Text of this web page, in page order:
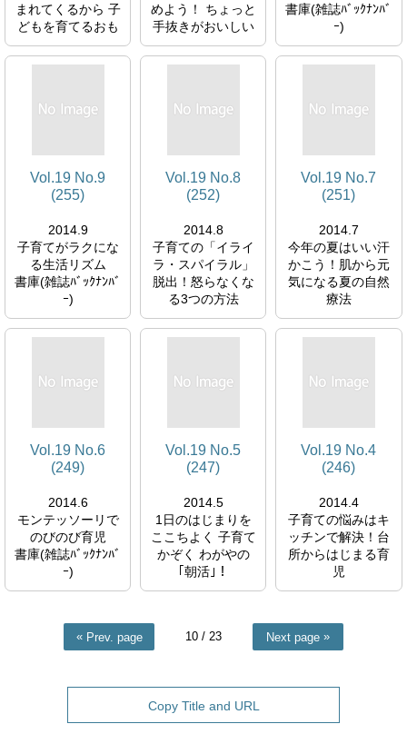
まれてくるから 子
どもを育てるおも
ちゃ選び
書庫(雑誌ﾊﾞｯｸﾅﾝﾊﾞ
めよう！ ちょっと
手抜きがおいしい
レシピ
書庫(雑誌ﾊﾞｯｸﾅﾝﾊﾞ
書庫(雑誌ﾊﾞｯｸﾅﾝﾊﾞ
ｰ)
Vol.19 No.9
(255)
2014.9
子育てがラクにな
る生活リズム
書庫(雑誌ﾊﾞｯｸﾅﾝﾊﾞ
ｰ)
Vol.19 No.8
(252)
2014.8
子育ての「イライ
ラ・スパイラル」
脱出！怒らなくな
る3つの方法
書庫(雑誌ﾊﾞｯｸﾅﾝﾊﾞ
ｰ)
Vol.19 No.7
(251)
2014.7
今年の夏はいい汗
かこう！肌から元
気になる夏の自然
療法
書庫(雑誌ﾊﾞｯｸﾅﾝﾊﾞ
ｰ)
Vol.19 No.6
(249)
2014.6
モンテッソーリで
のびのび育児
書庫(雑誌ﾊﾞｯｸﾅﾝﾊﾞ
ｰ)
Vol.19 No.5
(247)
2014.5
1日のはじまりを
ここちよく 子育て
かぞく わがやの
｢朝活｣！
書庫(雑誌ﾊﾞｯｸﾅﾝﾊﾞ
Vol.19 No.4
(246)
2014.4
子育ての悩みはキ
ッチンで解決！台
所からはじまる育
児
書庫(雑誌ﾊﾞｯｸﾅﾝﾊﾞ
Prev. page 10 / 23 Next page
Copy Title and URL